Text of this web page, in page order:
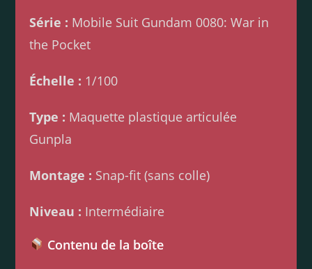
Série : Mobile Suit Gundam 0080: War in
the Pocket
Échelle : 1/100
Type : Maquette plastique articulée
Gunpla
Montage : Snap-fit (sans colle)
Niveau : Intermédiaire
Contenu de la boîte